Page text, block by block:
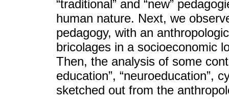
“traditional” and “new”
human nature. Next, we
pedagogy, with an
bricolages in a socioeconomic
Then, the analysis of some
education”, “neuroeducation”,
sketched out from the